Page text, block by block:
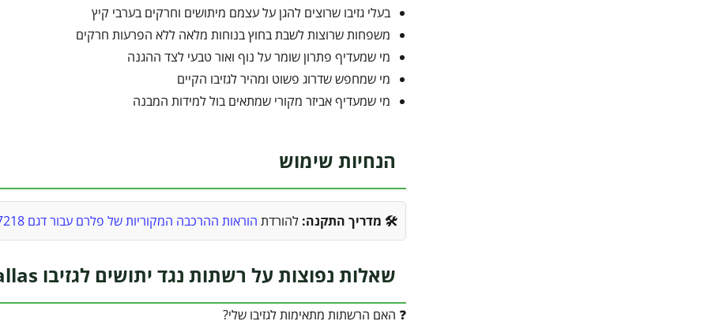
בעלי גזיבו שרוצים להגן על עצמם מיתושים וחרקים בערבי קיץ
משפחות שרוצות לשבת בחוץ בנוחות מלאה ללא הפרעות חרקים
מי שמעדיף פתרון שומר על נוף ואור טבעי לצד ההגנה
מי שמחפש שדרוג פשוט ומהיר לגזיבו הקיים
מי שמעדיף אביזר מקורי שמתאים בול למידות המבנה
הנחיות שימוש
🛠️ מדריך התקנה: להורדת הוראות ההרכבה המקוריות של פלרם עבור דגם 707218 (קובץ PDF) לחצו כאן
שאלות נפוצות על רשתות נגד יתושים לגזיבו 4.3X4.9 Dallas מבית פלרם – Canopia
❓ האם הרשתות מתאימות לגזיבו שלי?